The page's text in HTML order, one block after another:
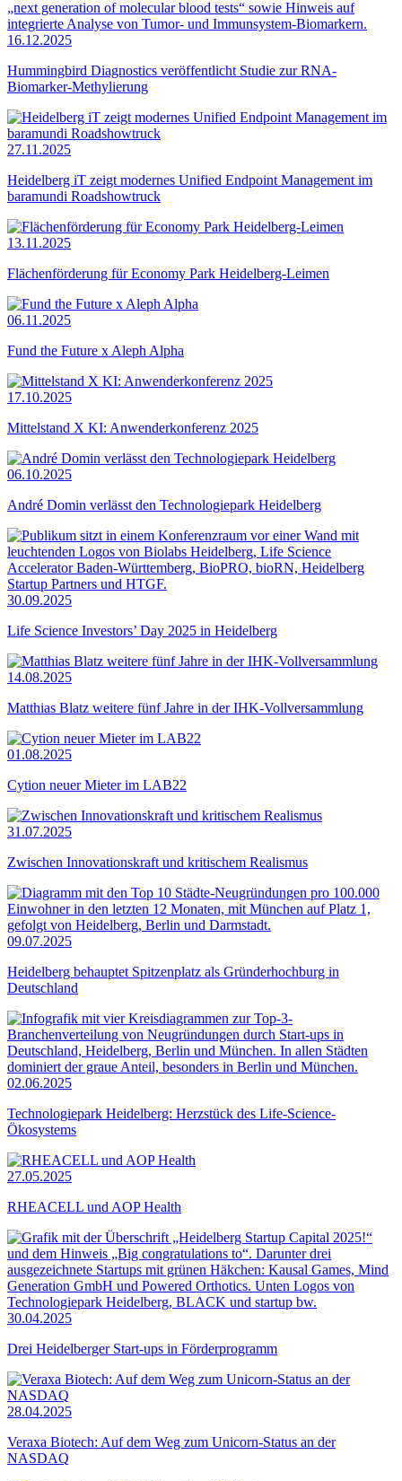
16.12.2025
Hummingbird Diagnostics veröffentlicht Studie zur RNA-
Biomarker-Methylierung
27.11.2025
Heidelberg iT zeigt modernes Unified Endpoint Management im
baramundi Roadshowtruck
13.11.2025
Flächenförderung für Economy Park Heidelberg-Leimen
06.11.2025
Fund the Future x Aleph Alpha
17.10.2025
Mittelstand X KI: Anwenderkonferenz 2025
06.10.2025
André Domin verlässt den Technologiepark Heidelberg
30.09.2025
Life Science Investors’ Day 2025 in Heidelberg
14.08.2025
Matthias Blatz weitere fünf Jahre in der IHK-Vollversammlung
01.08.2025
Cytion neuer Mieter im LAB22
31.07.2025
Zwischen Innovationskraft und kritischem Realismus
09.07.2025
Heidelberg behauptet Spitzenplatz als Gründerhochburg in
Deutschland
02.06.2025
Technologiepark Heidelberg: Herzstück des Life-Science-
Ökosystems
27.05.2025
RHEACELL und AOP Health
30.04.2025
Drei Heidelberger Start-ups in Förderprogramm
28.04.2025
Veraxa Biotech: Auf dem Weg zum Unicorn-Status an der
NASDAQ